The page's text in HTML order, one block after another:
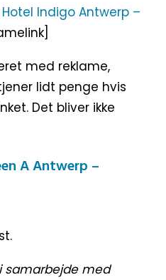
Indigo Antwerp –
med reklame,
lidt penge hvis
Det bliver ikke
samarbejde med